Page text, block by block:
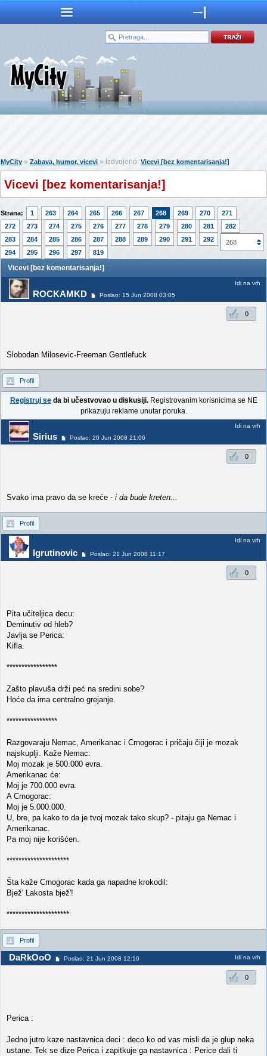
MyCity » Zabava, humor, vicevi » Izdvojeno: Vicevi [bez komentarisanja!]
Vicevi [bez komentarisanja!]
Strana: 1 263 264 265 266 267 268 269 270
271
272
273 274 275 276 277 278 279 280 281
282
283
284 285 286 287 288 289 290 291 292
293
294
295 296 297 819
268
Vicevi [bez komentarisanja!]
ROCKAMKD Poslao: 15 Jun 2008 03:05
Idi na vrh
0
Slobodan Milosevic-Freeman Gentlefuck
Profil
Registruj seda bi učestvovao u diskusiji.Registrovanim korisnicima se NE
prikazuju reklame unutar poruka.
Sirius Poslao: 20 Jun 2008 21:06
Idi na vrh
0
Svako ima pravo da se kreće - i da bude kreten...
Profil
Igrutinovic Poslao: 21 Jun 2008 11:17
Idi na vrh
0
Pita učiteljica decu:
Deminutiv od hleb?
Javlja se Perica:
Kifla.
*****************
Zašto plavuša drži peć na sredini sobe?
Hoće da ima centralno grejanje.
*****************
Razgovaraju Nemac, Amerikanac i Crnogorac i pričaju čiji je mozak
najskuplji. Kaže Nemac:
Moj mozak je 500.000 evra.
Amerikanac će:
Moj je 700.000 evra.
A Crnogorac:
Moj je 5.000.000.
U, bre, pa kako to da je tvoj mozak tako skup? - pitaju ga Nemac i
Amerikanac.
Pa moj nije korišćen.
*********************
Šta kaže Crnogorac kada ga napadne krokodil:
Bjež' Lakosta bjež'!
*********************
Profil
DaRkOoO Poslao: 21 Jun 2008 12:10 Idi na vrh
0
Perica :
Jedno jutro kaze nastavnica deci : deco ko od vas misli da je glup neka
ustane. Tek se dize Perica i zapitkuje ga nastavnica : Perice dali ti